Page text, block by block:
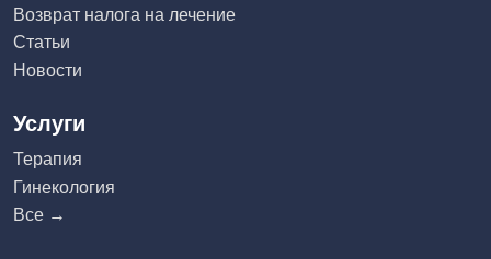
Возврат налога на лечение
Статьи
Новости
Услуги
Терапия
Гинекология
Все →